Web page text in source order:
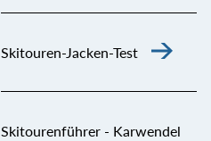
Skitouren-Jacken-Test
Skitourenführer - Karwendel